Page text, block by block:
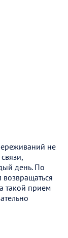
не
день. По
такой прием